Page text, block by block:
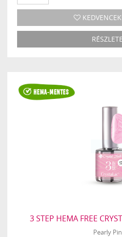
3 STEP HEMA FREE
Pearly